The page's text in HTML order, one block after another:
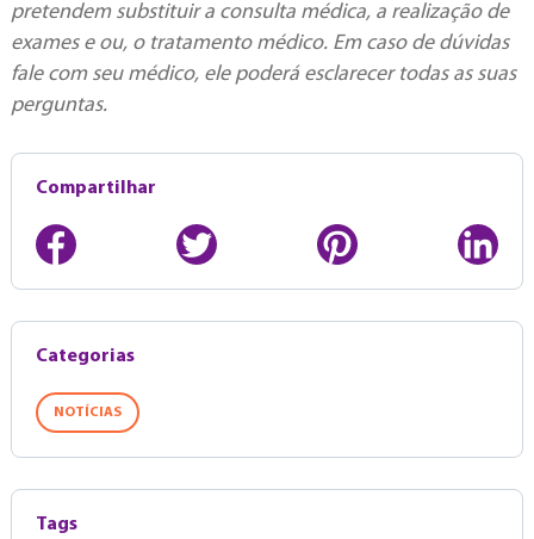
pretendem substituir a consulta médica, a realização de
exames e ou, o tratamento médico. Em caso de dúvidas
fale com seu médico, ele poderá esclarecer todas as suas
perguntas.
Compartilhar
Categorias
NOTÍCIAS
Tags